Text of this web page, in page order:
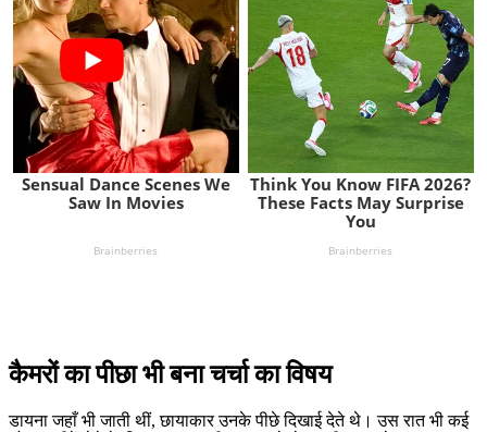
कैमरों का पीछा भी बना चर्चा का विषय
डायना जहाँ भी जाती थीं, छायाकार उनके पीछे दिखाई देते थे। उस रात भी कई